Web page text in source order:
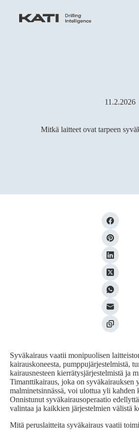
content
11.2.2026
Mitkä laitteet ovat tarpeen
Syväkairaus vaatii monipuolisen
kairauskoneesta, pumppujärjestelmistä,
kairausnesteen kierrätysjärjestelmistä ja
Timanttikairaus, joka on syväkairauksen
malminetsinnässä, voi ulottua yli kahden
Onnistunut syväkairausoperaatio
valintaa ja kaikkien järjestelmien välistä
Mitä peruslaitteita syväkairaus vaatii